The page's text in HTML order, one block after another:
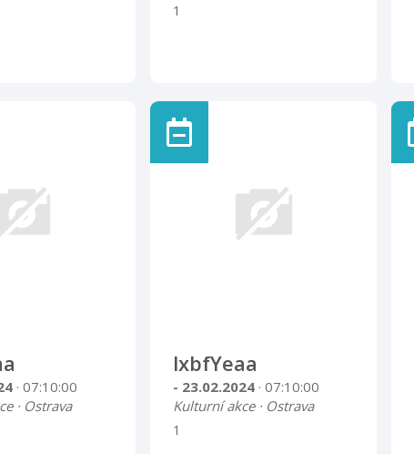
1
· 07:10:00
· Ostrava
lxbfYeaa
- 23.02.2024 · 07:10:00
Kulturní akce · Ostrava
1